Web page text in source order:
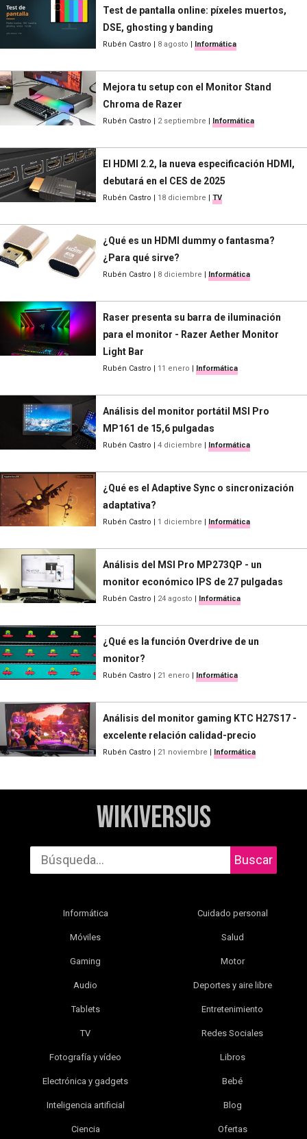
Test de pantalla online: píxeles muertos,
DSE, ghosting y banding
Rubén Castro 8 agosto Informática
Mejora tu setup con el Monitor Stand
Chroma de Razer
Rubén Castro 2 septiembre Informática
El HDMI 2.2, la nueva especificación HDMI,
debutará en el CES de 2025
Rubén Castro 18 diciembre TV
¿Qué es un HDMI dummy o fantasma?
¿Para qué sirve?
Rubén Castro 8 diciembre Informática
Raser presenta su barra de iluminación
para el monitor - Razer Aether Monitor
Light Bar
Rubén Castro 11 enero Informática
Análisis del monitor portátil MSI Pro
MP161 de 15,6 pulgadas
Rubén Castro 4 diciembre Informática
¿Qué es el Adaptive Sync o sincronización
adaptativa?
Rubén Castro 1 diciembre Informática
Análisis del MSI Pro MP273QP - un
monitor económico IPS de 27 pulgadas
Rubén Castro 24 agosto Informática
¿Qué es la función Overdrive de un
monitor?
Rubén Castro 21 enero Informática
Análisis del monitor gaming KTC H27S17 -
excelente relación calidad-precio
Rubén Castro 21 noviembre Informática
WikiVersus
Buscar
Informática
Móviles
Gaming
Audio
Tablets
TV
Fotografía y vídeo
Electrónica y gadgets
Inteligencia artificial
Ciencia
Cuidado personal
Salud
Motor
Deportes y aire libre
Entretenimiento
Redes Sociales
Libros
Bebé
Blog
Ofertas